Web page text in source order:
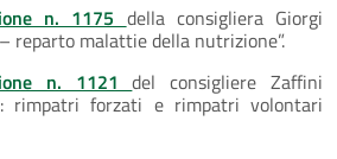
n. 1175 della consigliera Giorgi
reparto malattie della nutrizione”.
n. 1121del consigliere Zaffini
rimpatri forzati e rimpatri volontari